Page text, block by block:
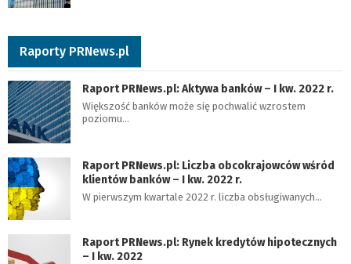
Raporty PRNews.pl
Raport PRNews.pl: Aktywa banków – I kw. 2022 r.
Większość banków może się pochwalić wzrostem
poziomu…
Raport PRNews.pl: Liczba obcokrajowców wśród
klientów banków – I kw. 2022 r.
W pierwszym kwartale 2022 r. liczba obsługiwanych…
Raport PRNews.pl: Rynek kredytów hipotecznych
– I kw. 2022